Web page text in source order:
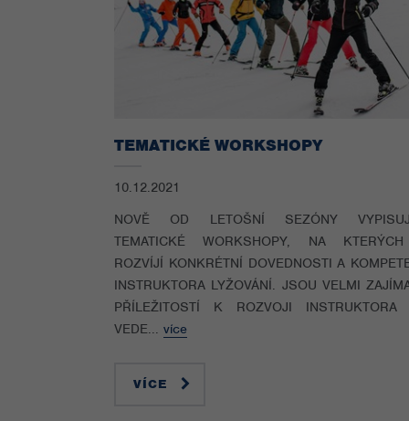
TEMATICKÉ WORKSHOPY
10.12.2021
NOVĚ OD LETOŠNÍ SEZÓNY
TEMATICKÉ WORKSHOPY, NA
ROZVÍJÍ KONKRÉTNÍ DOVEDNOSTI A
INSTRUKTORA LYŽOVÁNÍ. JSOU VELMI
PŘÍLEŽITOSTÍ K ROZVOJI INSTRUKTORA
VEDE... více
VÍCE